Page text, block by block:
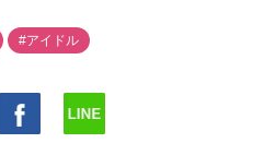
#アイドル